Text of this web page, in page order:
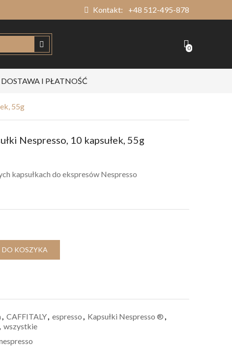
Kontakt: +48 512-495-878
0
DOSTAWA I PŁATNOŚĆ
55g
Nespresso, 10 kapsułek, 55g
kapsułkach do ekspresów Nespresso
DO KOSZYKA
, CAFFITALY, espresso, Kapsułki Nespresso ®,
wszystkie